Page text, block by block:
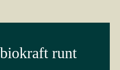
runt